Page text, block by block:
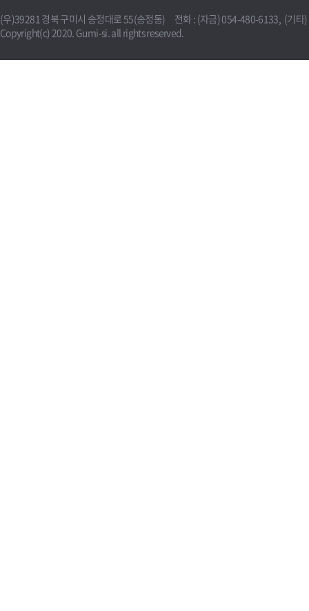
(우)39281 경북 구미시 송정대로 55(송정동) 전화 : (자금) 054-480-6133, (기타
Copyright(c) 2020. Gumi-si. all rights reserved.